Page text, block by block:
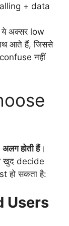
+ data
ये अक्सर low
आते हैं, जिससे
नहीं
होती हैं।
खुद decide
हो सकता है:
Users